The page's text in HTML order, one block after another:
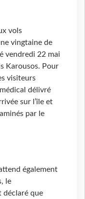
vols
vingtaine de
vendredi 22 mai
Karousos. Pour
visiteurs
délivré
sur l’île et
par le
également
le
déclaré que